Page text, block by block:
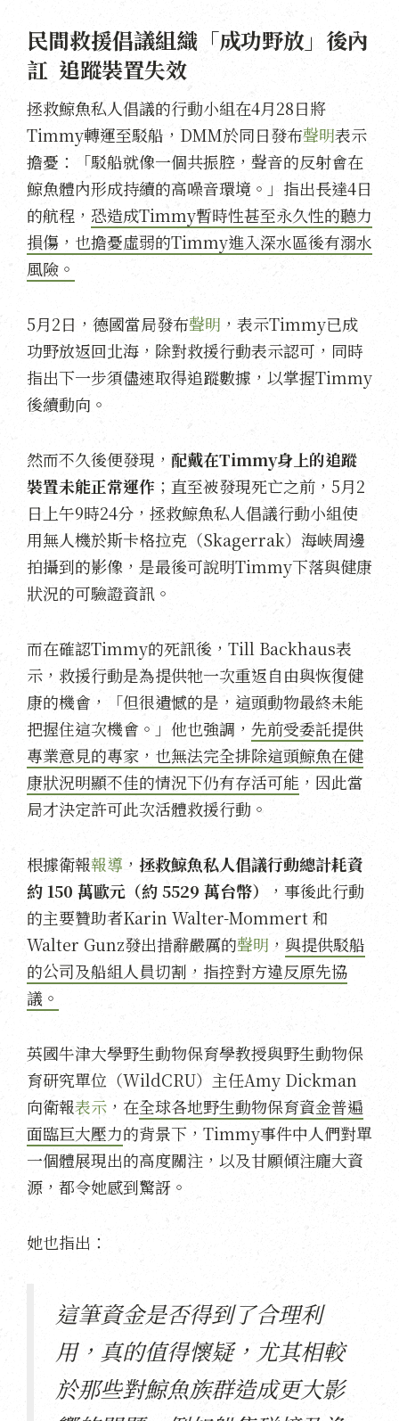
民間救援倡議組織「成功野放」後內
訌 追蹤裝置失效
拯救鯨魚私人倡議的行動小組在4月28日將
Timmy轉運至駁船，DMM於同日發布聲明表示
擔憂：「駁船就像一個共振腔，聲音的反射會在
鯨魚體內形成持續的高噪音環境。」指出長達4日
的航程， 恐造成Timmy暫時性甚至永久性的聽力
損傷，也擔憂虛弱的Timmy進入深水區後有溺水
風險。
5月2日，德國當局發布聲明 ，表示Timmy已成
功野放返回北海，除對救援行動表示認可，同時
指出下一步須儘速取得追蹤數據，以掌握Timmy
後續動向。
然而不久後便發現， 配戴在Timmy身上的追蹤
裝置未能正常運作 ；直至被發現死亡之前，5月2
日上午9時24分，拯救鯨魚私人倡議行動小組使
用無人機於斯卡格拉克（Skagerrak）海峽周邊
拍攝到的影像，是最後可說明Timmy下落與健康
狀況的可驗證資訊。
而在確認Timmy的死訊後，Till Backhaus表
示，救援行動是為提供牠一次重返自由與恢復健
康的機會，「但很遺憾的是，這頭動物最終未能
把握住這次機會。」他也強調， 先前受委託提供
專業意見的專家，也無法完全排除這頭鯨魚在健
康狀況明顯不佳的情況下仍有存活可能 ，因此當
局才決定許可此次活體救援行動。
根據衛報報導 ， 拯救鯨魚私人倡議行動總計耗資
約 150 萬歐元（約 5529 萬台幣）
，事後此行動
的主要贊助者Karin Walter-Mommert 和
Walter Gunz發出措辭嚴厲的聲明 ， 與提供駁船
的公司及船組人員切割，指控對方違反原先協
議。
英國牛津大學野生動物保育學教授與野生動物保
育研究單位（WildCRU）主任Amy Dickman
向衛報表示 ，在全球各地野生動物保育資金普遍
面臨巨大壓力的背景下，Timmy事件中人們對單
一個體展現出的高度關注，以及甘願傾注龐大資
源，都令她感到驚訝。
她也指出：
這筆資金是否得到了合理利
用，真的值得懷疑，尤其相較
於那些對鯨魚族群造成更大影